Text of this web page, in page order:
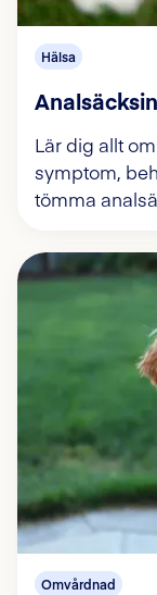
Hälsa
Lär dig allt
symptom,
tömma
Omvårdnad